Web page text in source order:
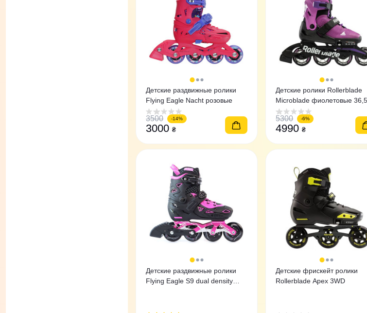
Детские раздвижные ролики
Flying Eagle Nacht розовые
3500 -14%
3000₴
Детские ролики Rollerblade
Microblade фиолетовые
40,5
5300 -6%
4990₴
Детские раздвижные ролики
Flying Eagle S9 dual density
Детские фрискейт ролики
Rollerblade Apex 3WD